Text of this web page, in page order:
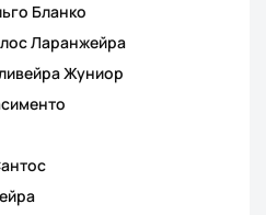
Бланко
Ларанжейра
Жуниор